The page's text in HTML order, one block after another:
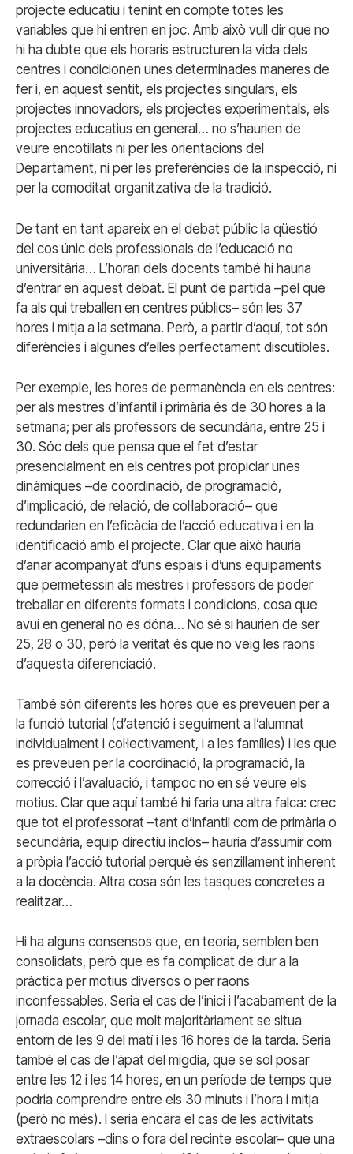
projecte educatiu i tenint en compte totes les
variables que hi entren en joc. Amb això vull dir que no
hi ha dubte que els horaris estructuren la vida dels
centres i condicionen unes determinades maneres de
fer i, en aquest sentit, els projectes singulars, els
projectes innovadors, els projectes experimentals, els
projectes educatius en general… no s’haurien de
veure encotillats ni per les orientacions del
Departament, ni per les preferències de la inspecció, ni
per la comoditat organitzativa de la tradició.
De tant en tant apareix en el debat públic la qüestió
del cos únic dels professionals de l’educació no
universitària… L’horari dels docents també hi hauria
d’entrar en aquest debat. El punt de partida –pel que
fa als qui treballen en centres públics– són les 37
hores i mitja a la setmana. Però, a partir d’aquí, tot són
diferències i algunes d’elles perfectament discutibles.
Per exemple, les hores de permanència en els centres:
per als mestres d’infantil i primària és de 30 hores a la
setmana; per als professors de secundària, entre 25 i
30. Sóc dels que pensa que el fet d’estar
presencialment en els centres pot propiciar unes
dinàmiques –de coordinació, de programació,
d’implicació, de relació, de col·laboració– que
redundarien en l’eficàcia de l’acció educativa i en la
identificació amb el projecte. Clar que això hauria
d’anar acompanyat d’uns espais i d’uns equipaments
que permetessin als mestres i professors de poder
treballar en diferents formats i condicions, cosa que
avui en general no es dóna… No sé si haurien de ser
25, 28 o 30, però la veritat és que no veig les raons
d’aquesta diferenciació.
També són diferents les hores que es preveuen per a
la funció tutorial (d’atenció i seguiment a l’alumnat
individualment i col·lectivament, i a les famílies) i les que
es preveuen per la coordinació, la programació, la
correcció i l’avaluació, i tampoc no en sé veure els
motius. Clar que aquí també hi faria una altra falca: crec
que tot el professorat –tant d’infantil com de primària o
secundària, equip directiu inclòs– hauria d’assumir com
a pròpia l’acció tutorial perquè és senzillament inherent
a la docència. Altra cosa són les tasques concretes a
realitzar…
Hi ha alguns consensos que, en teoria, semblen ben
consolidats, però que es fa complicat de dur a la
pràctica per motius diversos o per raons
inconfessables. Seria el cas de l’inici i l’acabament de la
jornada escolar, que molt majoritàriament se situa
entorn de les 9 del matí i les 16 hores de la tarda. Seria
també el cas de l’àpat del migdia, que se sol posar
entre les 12 i les 14 hores, en un període de temps que
podria comprendre entre els 30 minuts i l’hora i mitja
(però no més). I seria encara el cas de les activitats
extraescolars –dins o fora del recinte escolar– que una